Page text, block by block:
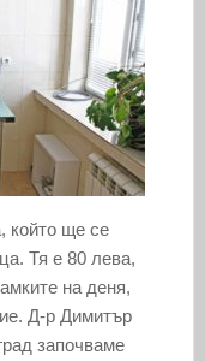
който ще се
Тя е 80 лева,
на деня,
Д-р Димитър
започваме